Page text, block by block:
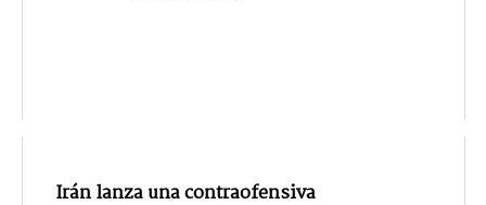
Irán lanza una contraofensiva